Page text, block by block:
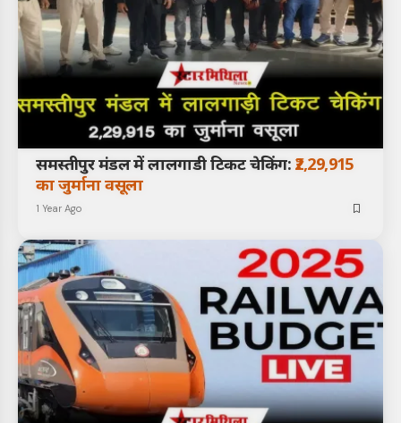
समस्तीपुर मंडल में लालगाडी टिकट चेकिंग: ₹2,29,915
का जुर्माना वसूला
1 Year Ago